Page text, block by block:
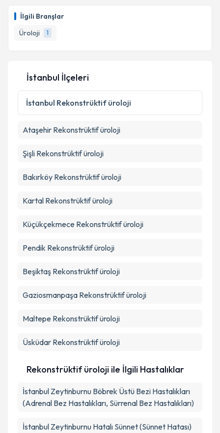
İlgili Branşlar
Üroloji
1
İstanbul İlçeleri
İstanbul Rekonstrüktif üroloji
Ataşehir Rekonstrüktif üroloji
Şişli Rekonstrüktif üroloji
Bakırköy Rekonstrüktif üroloji
Kartal Rekonstrüktif üroloji
Küçükçekmece Rekonstrüktif üroloji
Pendik Rekonstrüktif üroloji
Beşiktaş Rekonstrüktif üroloji
Gaziosmanpaşa Rekonstrüktif üroloji
Maltepe Rekonstrüktif üroloji
Üsküdar Rekonstrüktif üroloji
Rekonstrüktif üroloji ile İlgili Hastalıklar
İstanbul Zeytinburnu Böbrek Üstü Bezi Hastalıkları
(Adrenal Bez Hastalıkları, Sürrenal Bez Hastalıkları)
İstanbul Zeytinburnu Hatalı Sünnet (Sünnet Hatası)